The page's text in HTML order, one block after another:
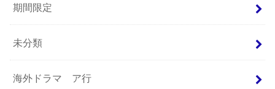
期間限定
未分類
海外ドラマ ア行